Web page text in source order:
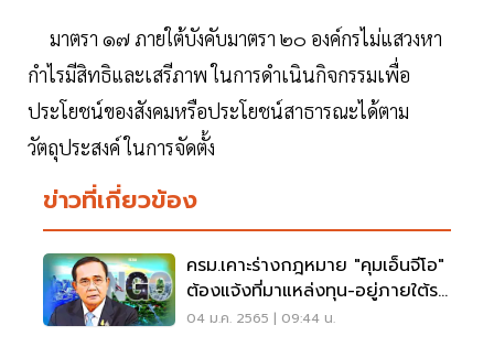
มาตรา ๑๗ ภายใต้บังคับมาตรา ๒๐ องค์กรไม่แสวงหา
กำไรมีสิทธิและเสรีภาพ ในการดำเนินกิจกรรมเพื่อ
ประโยชน์ของสังคมหรือประโยชน์สาธารณะได้ตาม
วัตถุประสงค์ ในการจัดตั้ง
ข่าวที่เกี่ยวข้อง
ครม.เคาะร่างกฎหมาย "คุมเอ็นจีโอ"
ต้องแจ้งที่มาแหล่งทุน-อยู่ภายใต้ร
ธน.
04 ม.ค. 2565 | 09:44 น.